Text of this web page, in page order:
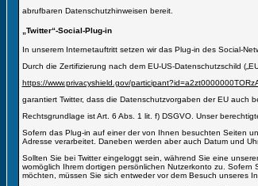
abrufbaren Datenschutzhinweisen bereit.
„Twitter“-Social-Plug-in
In unserem Internetauftritt setzen wir das Plug-in des Social-
Durch die Zertifizierung nach dem EU-US-Datenschutzschild
https://www.privacyshield.gov/
garantiert Twitter, dass die Datenschutzvorgaben der EU auch
Rechtsgrundlage ist Art. 6 Abs. 1 lit. f) DSGVO. Unser
Sofern das Plug-in auf einer der von Ihnen besuchten Seiten
Adresse verarbeitet. Daneben werden aber auch Datum und
Sollten Sie bei Twitter eingeloggt sein, während Sie eine
womöglich Ihrem dortigen persönlichen Nutzerkonto zu. Sofern
möchten, müssen Sie sich entweder vor dem Besuch unseres